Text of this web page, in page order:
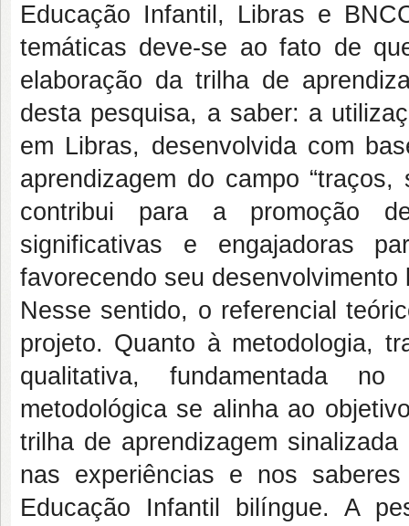
Educação Infantil, Libras e
temáticas deve-se ao fato de
elaboração da trilha de
desta pesquisa, a saber: a
em Libras, desenvolvida com
aprendizagem do campo
contribui para a promoção
significativas e engajadoras
favorecendo seu
Nesse sentido, o referencial
projeto. Quanto à metodologia,
qualitativa, fundamentada
metodológica se alinha ao
trilha de aprendizagem
nas experiências e nos
Educação Infantil bilíngue. A